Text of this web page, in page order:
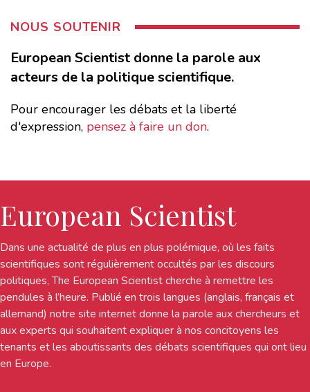
NOUS SOUTENIR
European Scientist donne la parole aux
acteurs de la politique scientifique.
Pour encourager les débats et la liberté
d'expression, pensez à faire un don.
European Scientist
Dans une actualité de plus en plus polémique, où les faits
scientifiques sont régulièrement occultés par les discours
politiques, The European Scientist cherche à remettre les
pendules à l’heure. Publié en trois langues (anglais, français et
allemand) notre site internet donne la parole aux chercheurs et
aux experts qui souhaitent expliquer à nos concitoyens les
tenants et les aboutissants des débats scientifiques qui ont lieu
en Europe.